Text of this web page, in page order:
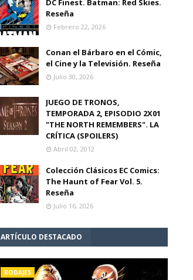
DC Finest. Batman: Red Skies.
Reseña
Febrero 22, 2026
Conan el Bárbaro en el Cómic,
el Cine y la Televisión. Reseña
Julio 30, 2026
JUEGO DE TRONOS,
TEMPORADA 2, EPISODIO 2X01
"THE NORTH REMEMBERS". LA
CRÍTICA (SPOILERS)
Abril 02, 2012
Colección Clásicos EC Comics:
The Haunt of Fear Vol. 5.
Reseña
Julio 16, 2026
ARTÍCULO DESTACADO
RODAJES